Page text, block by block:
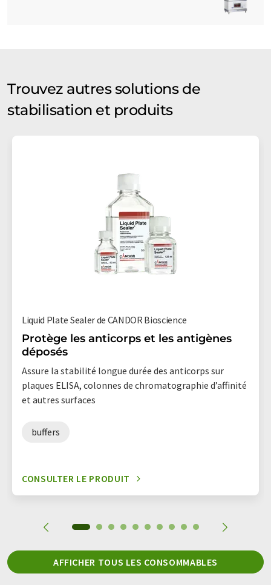
Trouvez autres solutions de
stabilisation et produits
Liquid Plate Sealer de CANDOR Bioscience
Protège les anticorps et les antigènes
déposés
Assure la stabilité longue durée des anticorps sur
plaques ELISA, colonnes de chromatographie d’affinité
et autres surfaces
buffers
CONSULTER LE PRODUIT
AFFICHER TOUS LES CONSOMMABLES